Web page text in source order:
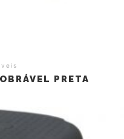
PRETA